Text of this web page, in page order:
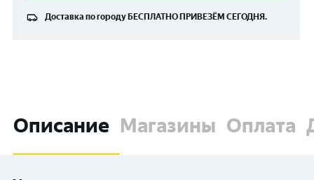
Доставка по городу БЕСПЛАТНО ПРИВЕЗЁМ СЕГОДНЯ.
Описание Магазины Оплата